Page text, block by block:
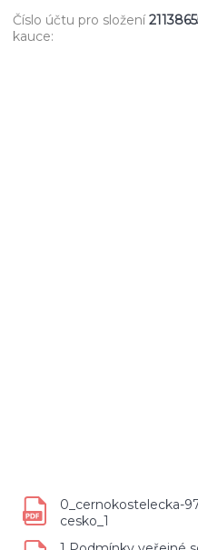
Číslo účtu pro složení
kauce:
0_cernokostelecka-
cesko_1